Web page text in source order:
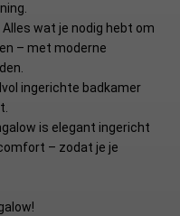
Alles wat je nodig hebt om
– met moderne
ingerichte badkamer
is elegant ingericht
– zodat je je